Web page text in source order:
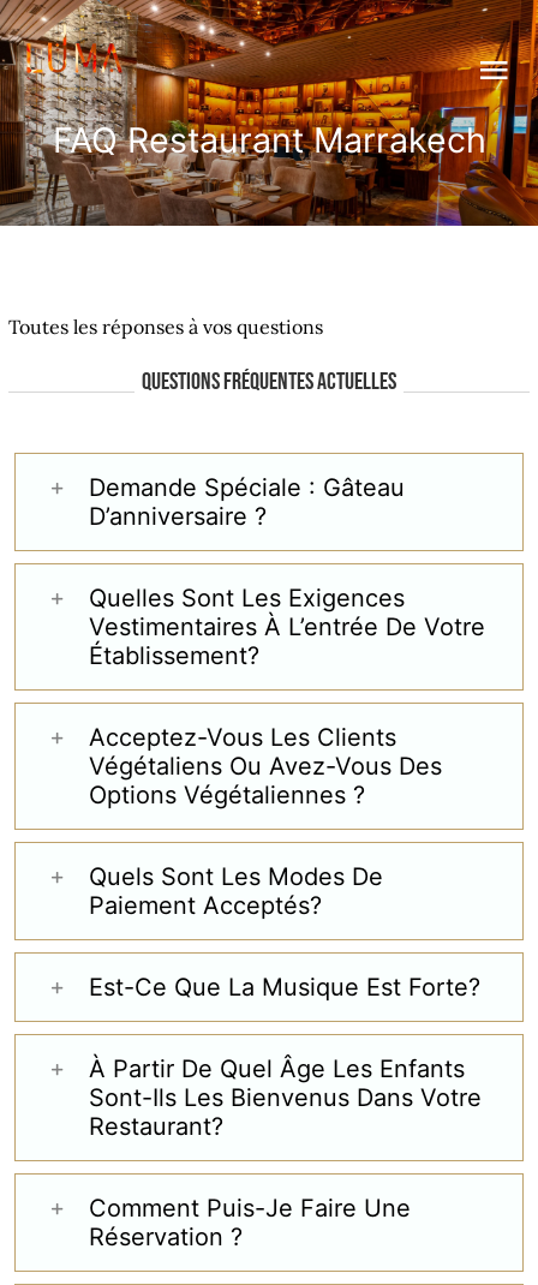
Passer
au
contenu
Home
Galerie
Special event New
RESERVATION
FAQ Restaurant Marrakech
Toutes les réponses à vos questions
Questions fréquentes actuelles
Demande Spéciale : Gâteau
D’anniversaire ?
Quelles Sont Les Exigences
Vestimentaires À L’entrée De Votre
Établissement?
Acceptez-Vous Les Clients
Végétaliens Ou Avez-Vous Des
Options Végétaliennes ?
Quels Sont Les Modes De
Paiement Acceptés?
Est-Ce Que La Musique Est Forte?
À Partir De Quel Âge Les Enfants
Sont-Ils Les Bienvenus Dans Votre
Restaurant?
Comment Puis-Je Faire Une
Réservation ?